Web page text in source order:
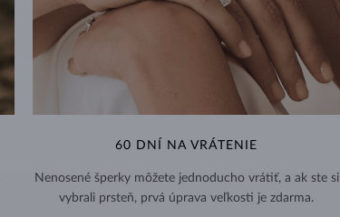
60 DNÍ NA VRÁTENIE
Nenosené šperky môžete jednoducho vrátiť, a ak ste si
vybrali prsteň, prvá úprava veľkosti je zdarma.